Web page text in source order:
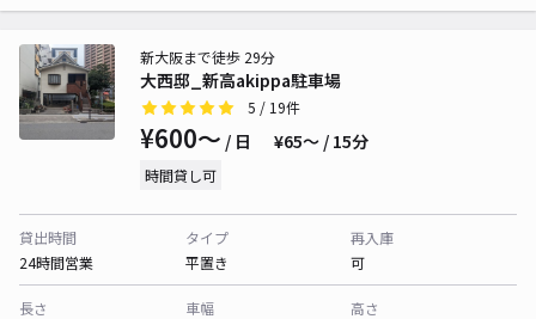
大西邸_新高akippa駐車場
新大阪まで徒歩 29分
5 / 19件
¥600〜 / 日 ¥65〜 / 15分
時間貸し可
貸出時間
24時間営業
タイプ
平置き
再入庫
可
長さ
車幅
高さ